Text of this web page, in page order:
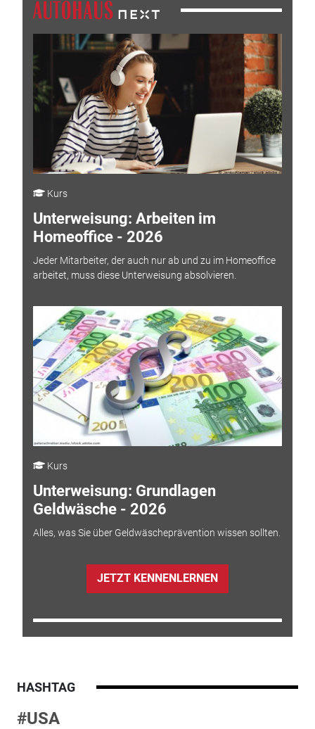
Kurs
Unterweisung: Arbeiten im
Homeoffice - 2026
Jeder Mitarbeiter, der auch nur ab und zu im Homeoffice
arbeitet, muss diese Unterweisung absolvieren.
Kurs
Unterweisung: Grundlagen
Geldwäsche - 2026
Alles, was Sie über Geldwäscheprävention wissen sollten.
JETZT KENNENLERNEN
HASHTAG
#USA